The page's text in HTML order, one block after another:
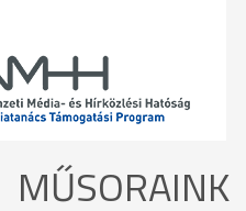
MŰSORAINK